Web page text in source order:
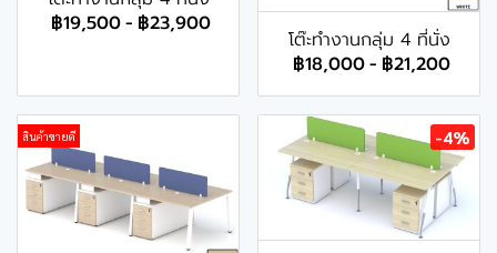
฿19,500- ฿23,900
โต๊ะทำงานกลุ่ม 4 ที่นั่ง
฿18,000- ฿21,200
สินค้าขายดี -4%